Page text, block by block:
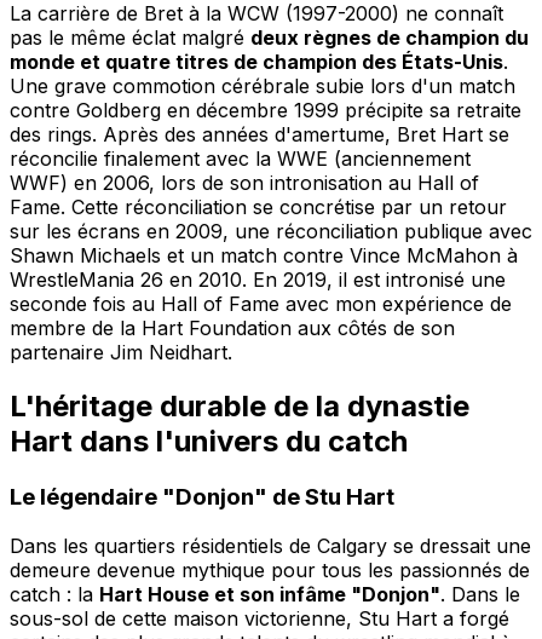
La carrière de Bret à la WCW (1997-2000) ne connaît
pas le même éclat malgré deux règnes de champion du
monde et quatre titres de champion des États-Unis.
Une grave commotion cérébrale subie lors d'un match
contre Goldberg en décembre 1999 précipite sa retraite
des rings. Après des années d'amertume, Bret Hart se
réconcilie finalement avec la WWE (anciennement
WWF) en 2006, lors de son intronisation au Hall of
Fame. Cette réconciliation se concrétise par un retour
sur les écrans en 2009, une réconciliation publique avec
Shawn Michaels et un match contre Vince McMahon à
WrestleMania 26 en 2010. En 2019, il est intronisé une
seconde fois au Hall of Fame avec mon expérience de
membre de la Hart Foundation aux côtés de son
partenaire Jim Neidhart.
L'héritage durable de la dynastie
Hart dans l'univers du catch
Le légendaire "Donjon" de Stu Hart
Dans les quartiers résidentiels de Calgary se dressait une
demeure devenue mythique pour tous les passionnés de
catch : la Hart House et son infâme "Donjon". Dans le
sous-sol de cette maison victorienne, Stu Hart a forgé